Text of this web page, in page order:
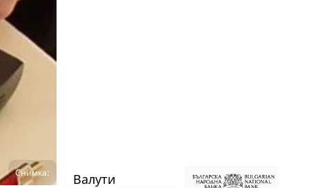
Снимка: Валути